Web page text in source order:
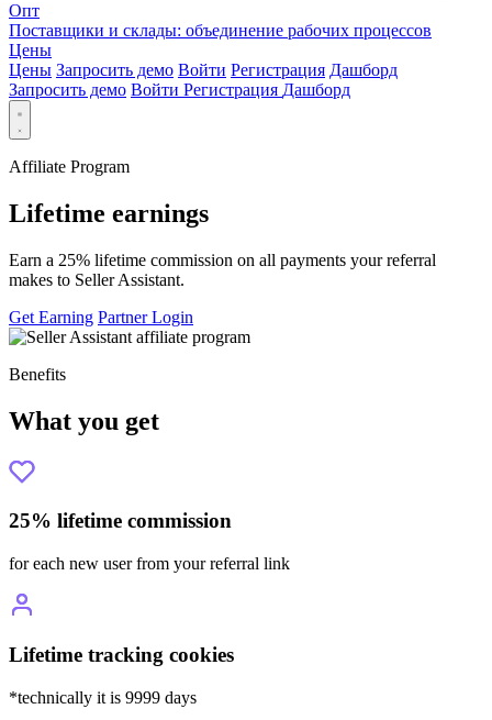
Опт
Поставщики и склады: объединение рабочих процессов
Цены
Цены Запросить демо Войти Регистрация Дашборд
Запросить демо Войти Регистрация Дашборд
Affiliate Program
Lifetime earnings
Earn a 25% lifetime commission on all payments your referral
makes to Seller Assistant.
Get Earning Partner Login
Benefits
What you get
25% lifetime commission
for each new user from your referral link
Lifetime tracking cookies
*technically it is 9999 days